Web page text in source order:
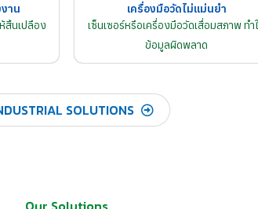
าน
สิ้นเปลือง
เครื่องมือวัดไม่แม่นยำ
เซ็นเซอร์หรือเครื่องมือวัดเสื่อมสภาพ ทำ
ข้อมูลผิดพลาด
SOLUTIONS